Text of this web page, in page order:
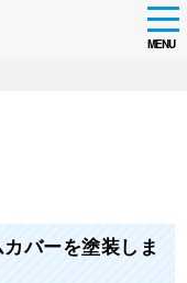
MENU
バーを塗装しま